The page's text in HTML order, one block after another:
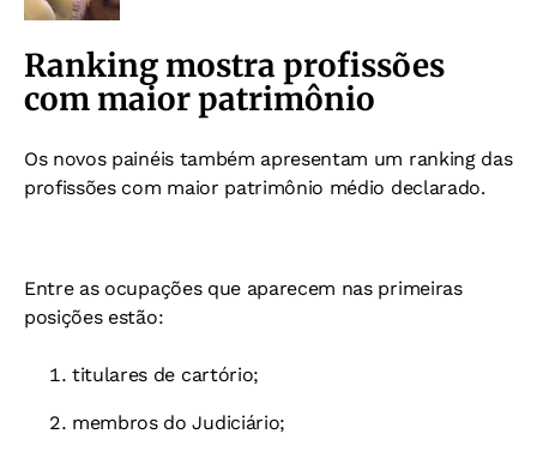
Ranking mostra profissões
com maior patrimônio
Os novos painéis também apresentam um ranking das
profissões com maior patrimônio médio declarado.
Entre as ocupações que aparecem nas primeiras
posições estão:
titulares de cartório;
membros do Judiciário;